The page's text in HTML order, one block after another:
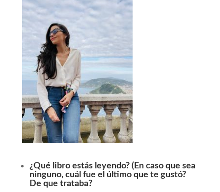
¿Qué libro estás leyendo? (En caso que sea
ninguno, cuál fue el último que te gustó?
De que trataba?